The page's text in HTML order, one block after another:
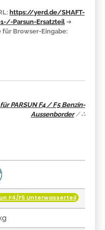
https://yerd.de/SHAFT-
Parsun-Ersatzteil➔
für Browser-Eingabe:
PARSUN F4 / F5 Benzin-
Aussenborder/∴
F4/F5 Unterwasserteil